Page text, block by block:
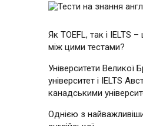
Як TOEFL, так і IELTS
між цими тестами?
Університети Великої
університет і IELTS
канадськими
Однією з